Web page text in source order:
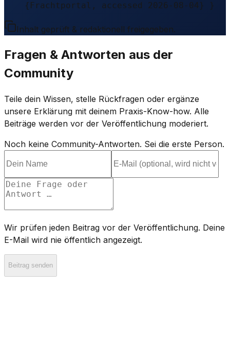
{Frachtportal, accessed 2026-08-04} }
Inhalt geprüft & redaktionell freigegeben.
Fragen & Antworten aus der
Community
Teile dein Wissen, stelle Rückfragen oder ergänze
unsere Erklärung mit deinem Praxis-Know-how. Alle
Beiträge werden vor der Veröffentlichung moderiert.
Noch keine Community-Antworten. Sei die erste Person.
Wir prüfen jeden Beitrag vor der Veröffentlichung. Deine
E-Mail wird nie öffentlich angezeigt.
Beitrag senden